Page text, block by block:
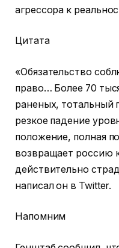
агрессора к
Цитата
«Обязательство
право… Более 70
раненых, тотальный
резкое падение
положение, полная
возвращает россию
действительно
написал он в Twitter.
Напомним